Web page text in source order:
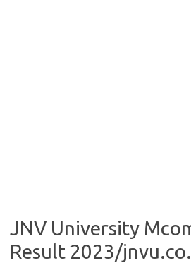
JNV University
Result 2023/